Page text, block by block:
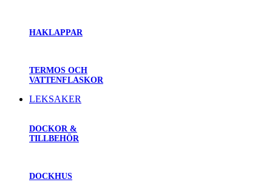
HAKLAPPAR
TERMOS OCH
VATTENFLASKOR
LEKSAKER
DOCKOR &
TILLBEHÖR
DOCKHUS